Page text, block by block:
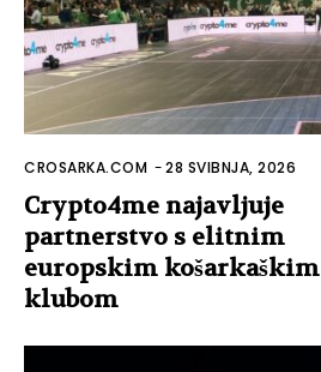
CROSARKA.COM -28 SVIBNJA, 2026
Crypto4me najavljuje
partnerstvo s elitnim
europskim košarkaškim
klubom